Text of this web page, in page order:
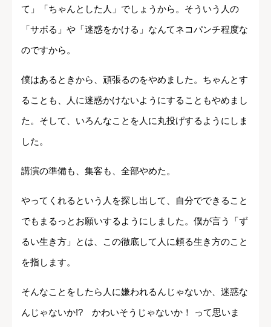
て」「ちゃんとした人」でしょうから。そういう人の
「サボる」や「迷惑をかける」なんてネコパンチ程度な
のですから。
僕はあるときから、頑張るのをやめました。ちゃんとす
ることも、人に迷惑かけないようにすることもやめまし
た。そして、いろんなことを人に丸投げするようにしま
した。
講演の準備も、集客も、全部やめた。
やってくれるという人を探し出して、自分でできること
でもまるっとお願いするようにしました。僕が言う「ず
るい生き方」とは、この徹底して人に頼る生き方のこと
を指します。
そんなことをしたら人に嫌われるんじゃないか、迷惑な
んじゃないか!? かわいそうじゃないか！ って思いま